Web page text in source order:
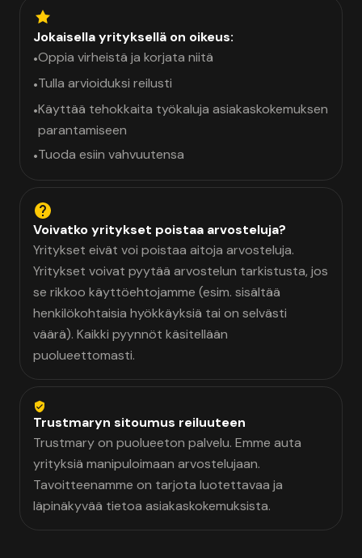
Jokaisella yrityksellä on oikeus:
•Oppia virheistä ja korjata niitä
•Tulla arvioiduksi reilusti
•Käyttää tehokkaita työkaluja asiakaskokemuksen
parantamiseen
•Tuoda esiin vahvuutensa
Voivatko yritykset poistaa arvosteluja?
Yritykset eivät voi poistaa aitoja arvosteluja.
Yritykset voivat pyytää arvostelun tarkistusta, jos
se rikkoo käyttöehtojamme (esim. sisältää
henkilökohtaisia hyökkäyksiä tai on selvästi
väärä). Kaikki pyynnöt käsitellään
puolueettomasti.
Trustmaryn sitoumus reiluuteen
Trustmary on puolueeton palvelu. Emme auta
yrityksiä manipuloimaan arvostelujaan.
Tavoitteenamme on tarjota luotettavaa ja
läpinäkyvää tietoa asiakaskokemuksista.